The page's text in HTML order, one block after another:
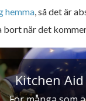
hemma, så det är
bort när det
Aid